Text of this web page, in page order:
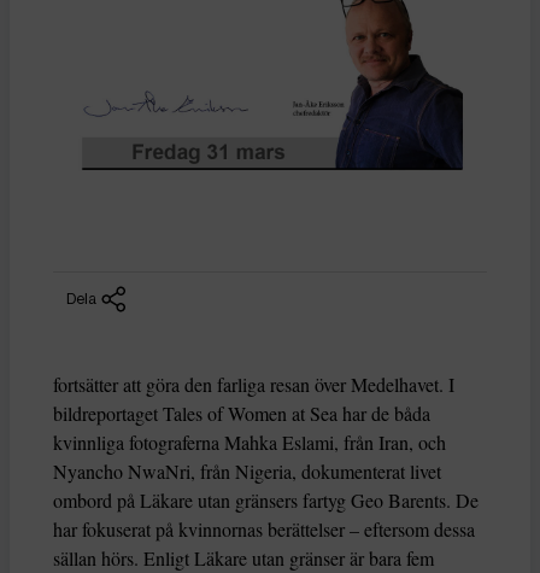
Dela
fortsätter att göra den farliga resan över Medelhavet. I
bildreportaget Tales of Women at Sea har de båda
kvinnliga fotograferna Mahka Eslami, från Iran, och
Nyancho NwaNri, från Nigeria, dokumenterat livet
ombord på Läkare utan gränsers fartyg Geo Barents. De
har fokuserat på kvinnornas berättelser – eftersom dessa
sällan hörs. Enligt Läkare utan gränser är bara fem